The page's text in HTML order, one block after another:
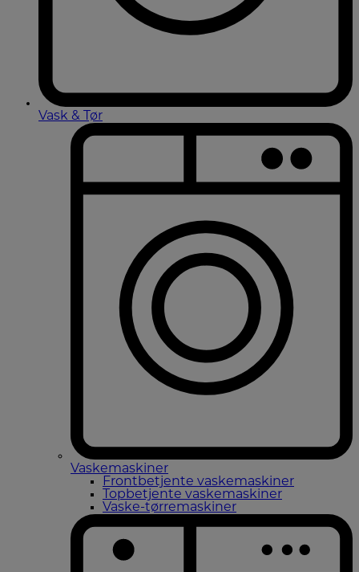
Vask & Tør
Vaskemaskiner
Frontbetjente vaskemaskiner
Topbetjente vaskemaskiner
Vaske-tørremaskiner